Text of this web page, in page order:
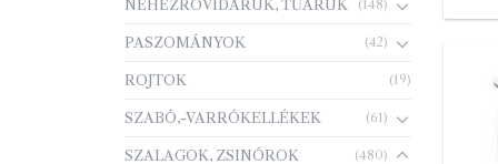
NEHÉZRÖVIDÁRUK, TŰÁRUK (148)
PASZOMÁNYOK (42)
ROJTOK (19)
SZABÓ,-VARRÓKELLÉKEK (61)
SZALAGOK, ZSINÓROK (480)